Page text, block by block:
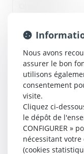
Adresse
Code Postal
Ville
Pays
Nous avons
assurer le bon
utilisons
consentement
visite.
Cliquez ci-
le dépôt de
CONFIGURER »
nécessitant
(cookies